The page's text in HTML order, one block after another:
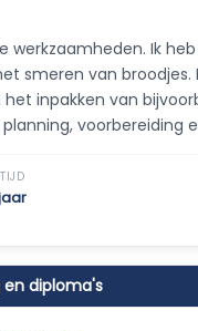
werkzaamheden. Ik
smeren van
inpakken van
voorbereiding
en diploma's